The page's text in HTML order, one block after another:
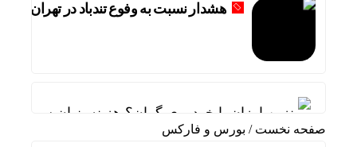
هشدار نسبت به وفوع تندباد در تهران
بنزین ارزان یا خودروی گران؟ هزینه پنهان
صفحه نخست / بورس و فارکس